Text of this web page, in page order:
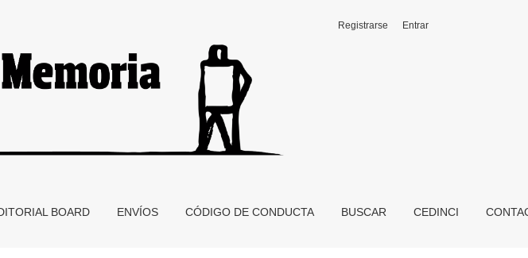
(Buenos Aires, CeDInCI/Buenos Libros, 2007)
BOARD ENVÍOS CÓDIGO DE CONDUCTA BUSCAR CEDINCI
Registrarse Entrar